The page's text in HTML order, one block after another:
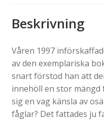
Beskrivning
Våren 1997
av den exemplariska
snart förstod han att
innehöll en stor mängd
sig en vag känsla av
fåglar? Det fattades ju